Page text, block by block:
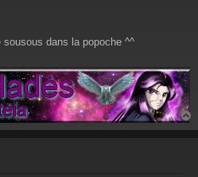
sousous dans la popoche ^^
a